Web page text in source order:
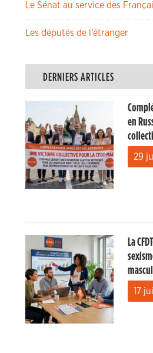
Le Sénat au service des
Les députés de l’étranger
DERNIERS ARTICLES
en
29
La
17